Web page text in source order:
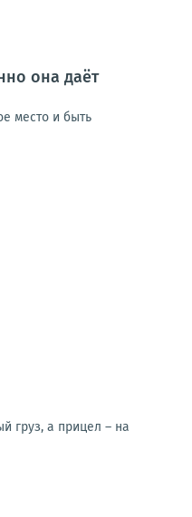
она даёт
место и быть
груз, а прицел – на